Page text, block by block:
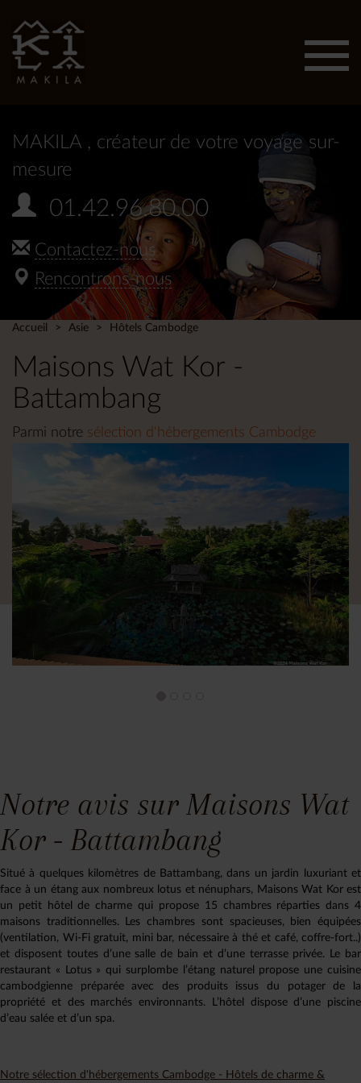
MAKILA , créateur de votre voyage sur-
mesure
01.42.96.80.00
Contactez-nous
Rencontrons-nous
Accueil Asie Hôtels Cambodge
Maisons Wat Kor -
Battambang
Parmi notre sélection d'hébergements Cambodge
Notre avis sur Maisons Wat
Kor - Battambang
Situé à quelques kilomètres de Battambang, dans un jardin luxuriant et
face à un étang aux nombreux lotus et nénuphars, Maisons Wat Kor est
un petit hôtel de charme qui propose 15 chambres réparties dans 4
maisons traditionnelles. Les chambres sont spacieuses, bien équipées
(ventilation, Wi-Fi gratuit, mini bar, nécessaire à thé et café, coffre-fort..)
et disposent toutes d’une salle de bain et d’une terrasse privée. Le bar
restaurant « Lotus » qui surplombe l’étang naturel propose une cuisine
cambodgienne préparée avec des produits issus du potager de la
propriété et des marchés environnants. L’hôtel dispose d’une piscine
d’eau salée et d’un spa.
Notre sélection d'hébergements Cambodge - Hôtels de charme &